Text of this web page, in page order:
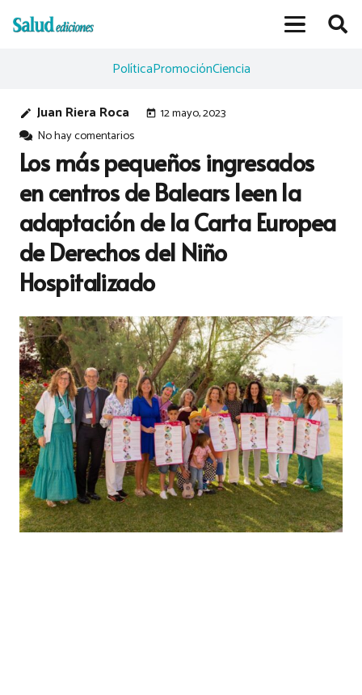
PolíticaPromociónCiencia
edit Juan Riera Roca today 12 mayo, 2023
No hay comentarios
Los más pequeños ingresados
en centros de Balears leen la
adaptación de la Carta Europea
de Derechos del Niño
Hospitalizado